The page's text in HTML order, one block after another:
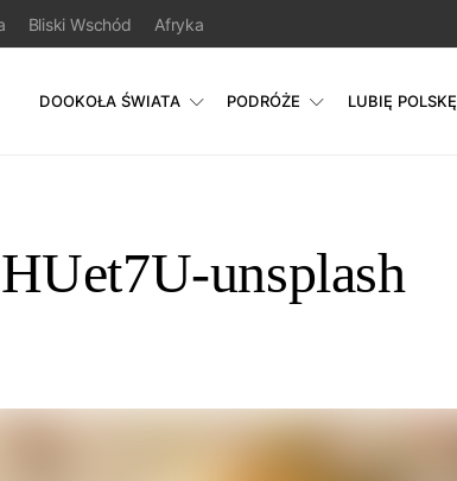
Bliski Wschód Afryka
DOOKOŁA ŚWIATA PODRÓŻE LUBIĘ POLSKĘ
unsplash